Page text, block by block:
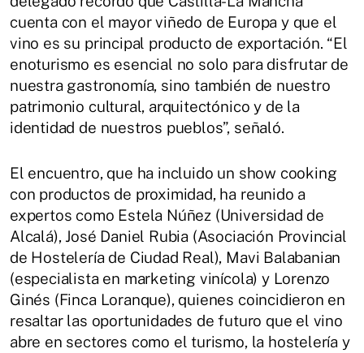
cuenta con el mayor viñedo de Europa y que el
vino es su principal producto de exportación. “El
enoturismo es esencial no solo para disfrutar de
nuestra gastronomía, sino también de nuestro
patrimonio cultural, arquitectónico y de la
identidad de nuestros pueblos”, señaló.
El encuentro, que ha incluido un show cooking
con productos de proximidad, ha reunido a
expertos como Estela Núñez (Universidad de
Alcalá), José Daniel Rubia (Asociación Provincial
de Hostelería de Ciudad Real), Mavi Balabanian
(especialista en marketing vinícola) y Lorenzo
Ginés (Finca Loranque), quienes coincidieron en
resaltar las oportunidades de futuro que el vino
abre en sectores como el turismo, la hostelería y